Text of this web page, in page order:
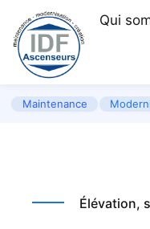
Qui
Maintenance
Élévation,